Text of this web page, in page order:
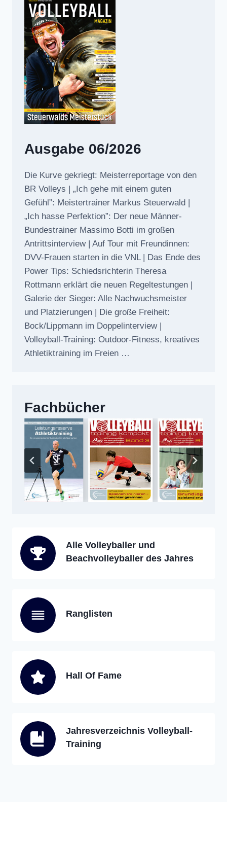
Ausgabe 06/2026
Die Kurve gekriegt: Meisterreportage von den
BR Volleys | „Ich gehe mit einem guten
Gefühl”: Meistertrainer Markus Steuerwald |
„Ich hasse Perfektion”: Der neue Männer-
Bundestrainer Massimo Botti im großen
Antrittsinterview | Auf Tour mit Freundinnen:
DVV-Frauen starten in die VNL | Das Ende des
Power Tips: Schiedsrichterin Theresa
Rottmann erklärt die neuen Regeltestungen |
Galerie der Sieger: Alle Nachwuchsmeister
und Platzierungen | Die große Freiheit:
Bock/Lippmann im Doppelinterview |
Volleyball-Training: Outdoor-Fitness, kreatives
Athletiktraining im Freien …
Fachbücher
Alle Volleyballer und
Beachvolleyballer des Jahres
Ranglisten
Hall Of Fame
Jahresverzeichnis Volleyball-
Training